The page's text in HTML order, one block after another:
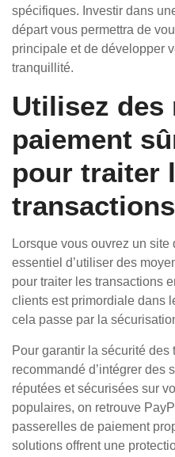
spécifiques. Investir dans
départ vous permettra de
principale et de développer
tranquillité.
Utilisez des
paiement
pour traiter
Lorsque vous ouvrez un site
essentiel d’utiliser des
pour traiter les transactions
clients est primordiale dans
cela passe par la
Pour garantir la sécurité des
recommandé d’intégrer des
réputées et sécurisées sur
populaires, on retrouve
passerelles de paiement
solutions offrent une